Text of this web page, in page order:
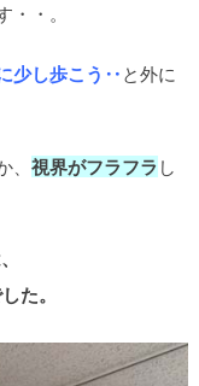
・。
少し歩こう‥ と外に
視界がフラフラ し
た。